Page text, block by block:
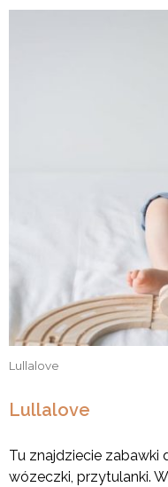
Lullalove
Lullalove
Tu znajdziecie zabawki
wózeczki, przytulanki.